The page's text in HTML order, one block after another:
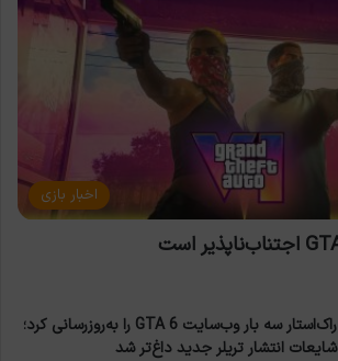
اخبار بازی
راک‌استار سه بار وب‌سایت GTA 6 را به‌روزرسانی کرد؛
شایعات انتشار تریلر جدید داغ‌تر شد